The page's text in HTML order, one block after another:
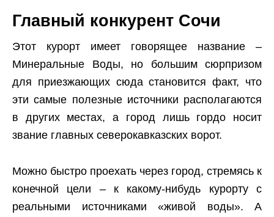
Главный конкурент Сочи
Этот курорт имеет говорящее название –
Минеральные Воды, но большим сюрпризом
для приезжающих сюда становится факт, что
эти самые полезные источники располагаются
в других местах, а город лишь гордо носит
звание главных северокавказских ворот.
Можно быстро проехать через город, стремясь к
конечной цели – к какому-нибудь курорту с
реальными источниками «живой воды». А